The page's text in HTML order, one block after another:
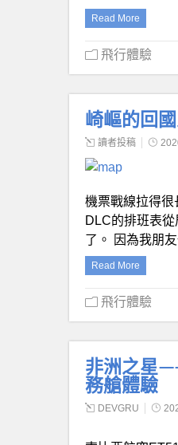
Read More
飛行體驗
崎嶇的回
讀者投稿
機票戰線拉得
DLC的排班表
了。 因為我朋
Read More
飛行體驗
非洲之星
務艙體驗
DEVGRU